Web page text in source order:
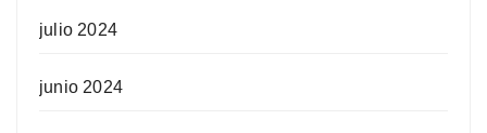
julio 2024
junio 2024